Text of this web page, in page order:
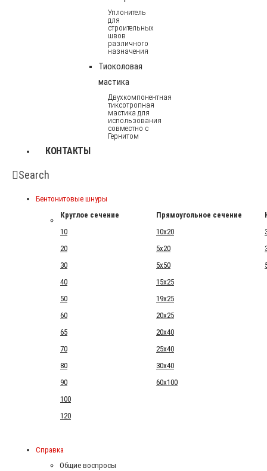
Уплонитель
для
строительных
швов
различного
назначения
Тиоколовая
мастика
Двухкомпонентная
тиксотропная
мастика для
использования
совместно с
Гернитом
КОНТАКТЫ
Search
Бентонитовые шнуры
Круглое сечение
Прямоугольное сечение
10
10x20
20
5x20
30
5x50
40
15x25
50
19x25
60
20x25
65
20x40
70
25x40
80
30x40
90
60x100
100
120
Справка
Общие воспросы